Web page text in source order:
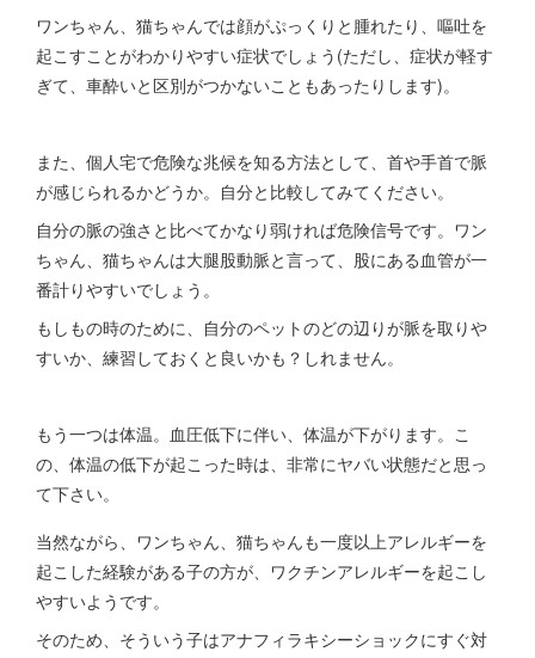
ワンちゃん、猫ちゃんでは顔がぷっくりと腫れたり、嘔吐を
起こすことがわかりやすい症状でしょう(ただし、症状が軽す
ぎて、車酔いと区別がつかないこともあったりします)。
また、個人宅で危険な兆候を知る方法として、首や手首で脈
が感じられるかどうか。自分と比較してみてください。
自分の脈の強さと比べてかなり弱ければ危険信号です。ワン
ちゃん、猫ちゃんは大腿股動脈と言って、股にある血管が一
番計りやすいでしょう。
もしもの時のために、自分のペットのどの辺りが脈を取りや
すいか、練習しておくと良いかも？しれません。
もう一つは体温。血圧低下に伴い、体温が下がります。こ
の、体温の低下が起こった時は、非常にヤバい状態だと思っ
て下さい。
当然ながら、ワンちゃん、猫ちゃんも一度以上アレルギーを
起こした経験がある子の方が、ワクチンアレルギーを起こし
やすいようです。
そのため、そういう子はアナフィラキシーショックにすぐ対